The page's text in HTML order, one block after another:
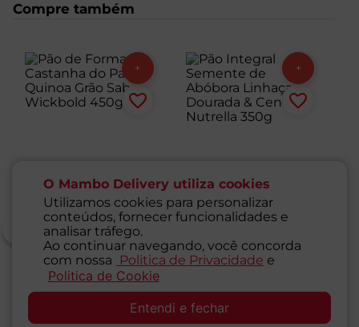
O Mambo Delivery utiliza cookies
Utilizamos cookies para personalizar
conteúdos, fornecer funcionalidades e
analisar tráfego.
Ao continuar navegando, você concorda
com nossa
Politica de Privacidade e
Politica de Cookie
Entendi e fechar
Compre também
Pão de Forma
Castanha do Pará e
Quinoa Grão Sabor
Pão Integral Semente
Nutrella 350g
1 Unidade